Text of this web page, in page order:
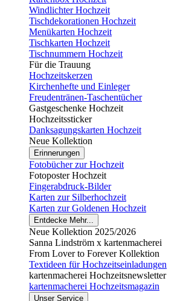
Windlichter Hochzeit
Tischdekorationen Hochzeit
Menükarten Hochzeit
Tischkarten Hochzeit
Tischnummern Hochzeit
Für die Trauung
Hochzeitskerzen
Kirchenhefte und Einleger
Freudentränen-Taschentücher
Gastgeschenke Hochzeit
Hochzeitssticker
Danksagungskarten Hochzeit
Neue Kollektion
Erinnerungen
Fotobücher zur Hochzeit
Fotoposter Hochzeit
Fingerabdruck-Bilder
Karten zur Silberhochzeit
Karten zur Goldenen Hochzeit
Entdecke Mehr...
Neue Kollektion 2025/2026
Sanna Lindström x kartenmacherei
From Lover to Forever Kollektion
Textideen für Hochzeitseinladungen
kartenmacherei Hochzeitsnewsletter
kartenmacherei Hochzeitsmagazin
Unser Service